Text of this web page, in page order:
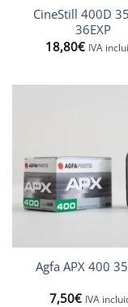
CineStill 400D
36EXP
18,80€ IVA
Agfa APX 400
7,50€ IVA